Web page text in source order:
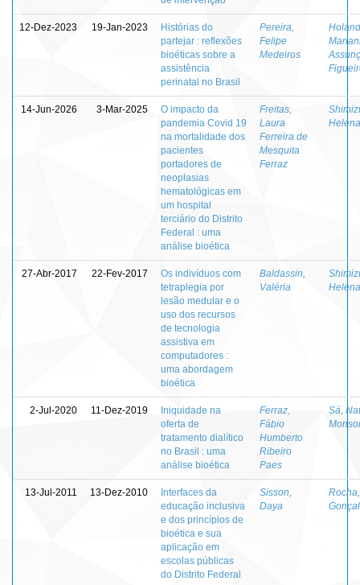
12-Dez-2023 19-Jan-2023
Histórias do
partejar : reflexões
bioéticas sobre a
assistência
perinatal no Brasil
Pereira,
Felipe
Medeiros
14-Jun-2026 3-Mar-2025
O impacto da
pandemia Covid 19
na mortalidade dos
pacientes
portadores de
neoplasias
hematológicas em
um hospital
terciário do Distrito
Federal : uma
análise bioética
Freitas,
Laura
Ferreira de
Mesquita
Ferraz
27-Abr-2017 22-Fev-2017
Os indivíduos com
tetraplegia por
lesão medular e o
uso dos recursos
de tecnologia
assistiva em
computadores :
uma abordagem
bioética
Baldassin,
Valéria
2-Jul-2020 11-Dez-2019
Iniquidade na
oferta de
tratamento dialítico
no Brasil : uma
análise bioética
Ferraz,
Fábio
Humberto
Ribeiro
Paes
Sá,
13-Jul-2011 13-Dez-2010
Interfaces da
educação inclusiva
e dos princípios de
bioética e sua
aplicação em
escolas públicas
do Distrito Federal
Sisson,
Daya